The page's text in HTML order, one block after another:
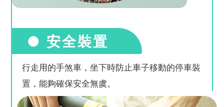
● 安全裝置
行走用的手煞車，坐下時防止車子移動的停車裝
置，能夠確保安全無虞。